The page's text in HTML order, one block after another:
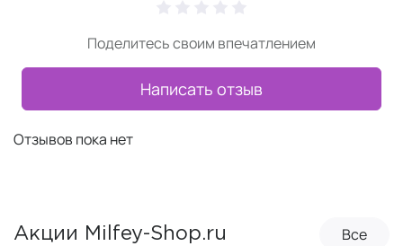
Поделитесь своим впечатлением
Написать отзыв
Отзывов пока нет
Акции Milfey-Shop.ru Все